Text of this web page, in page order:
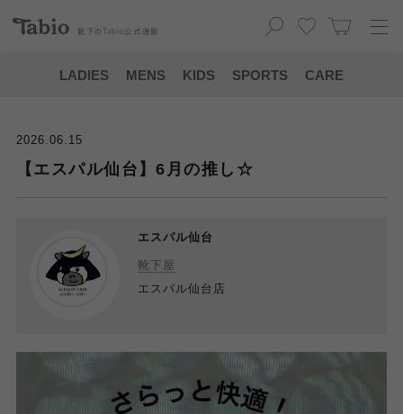
靴下の Tabio 公式通販
LADIES MENS KIDS SPORTS CARE
2026.06.15
【エスパル仙台】6月の推し☆
エスパル仙台
靴下屋
エスパル仙台店